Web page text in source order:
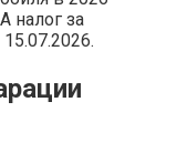
налог за